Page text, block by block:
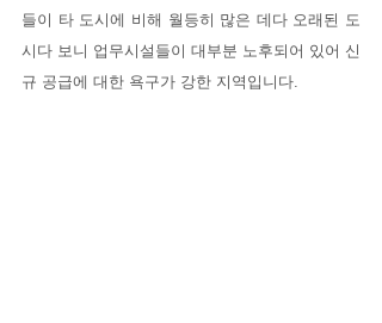
들이 타 도시에 비해 월등히 많은 데다 오래된 도
시다 보니 업무시설들이 대부분 노후되어 있어 신
규 공급에 대한 욕구가 강한 지역입니다.